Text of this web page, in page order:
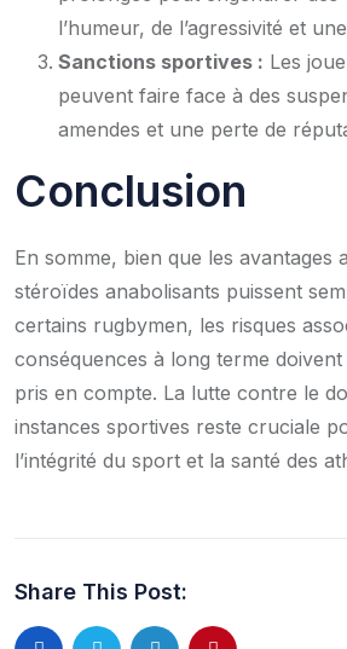
l’humeur, de l’agressivité et
Sanctions sportives : Les
peuvent faire face à des
amendes et une perte de
Conclusion
En somme, bien que les avantages
stéroïdes anabolisants puissent
certains rugbymen, les risques
conséquences à long terme
pris en compte. La lutte contre le
instances sportives reste cruciale
l’intégrité du sport et la santé des
Share This Post: